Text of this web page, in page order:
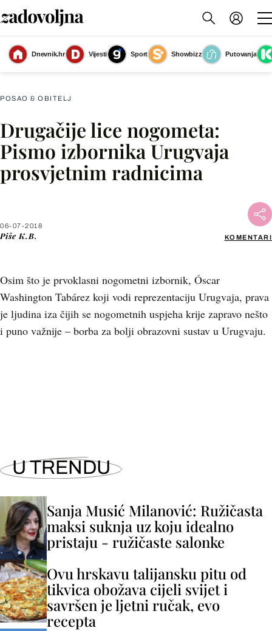
Dnevnik.hr Vijesti Sport Showbizz Putovanja
Oscar Washington Tabarez uspješno vodi nogometnu reprezentaciju
Urugvaja
(Foto: AFP)
POSAO & OBITELJ
Drugačije lice nogometa:
Pismo izbornika Urugvaja
prosvjetnim radnicima
06-07-2018
Piše K.B. KOMENTARI
Osim što je prvoklasni nogometni izbornik, Óscar
Washington Tabárez koji vodi reprezentaciju Urugvaja, prava
je ljudina iza čijih se nogometnih uspjeha krije zapravo nešto
i puno važnije – borba za bolji obrazovni sustav u Urugvaju.
Facebook
X
U TRENDU
Sanja Musić Milanović: Ružičasta
maksi suknja uz koju idealno
pristaju - ružičaste salonke
Ovu hrskavu talijansku pitu od
tikvica obožava cijeli svijet i
savršen je ljetni ručak, evo
recepta